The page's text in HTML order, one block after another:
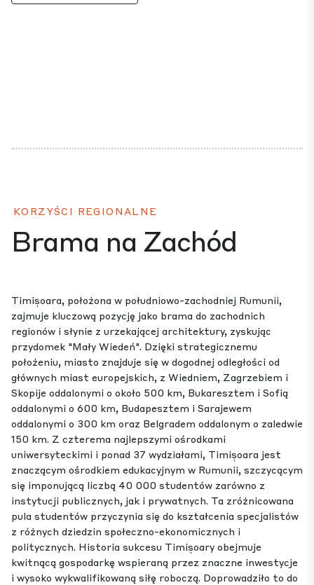
KORZYŚCI REGIONALNE
Brama na Zachód
Timișoara, położona w południowo-zachodniej Rumunii,
zajmuje kluczową pozycję jako brama do zachodnich
regionów i słynie z urzekającej architektury, zyskując
przydomek "Mały Wiedeń". Dzięki strategicznemu
położeniu, miasto znajduje się w dogodnej odległości od
głównych miast europejskich, z Wiedniem, Zagrzebiem i
Skopije oddalonymi o około 500 km, Bukaresztem i Sofią
oddalonymi o 600 km, Budapesztem i Sarajewem
oddalonymi o 300 km oraz Belgradem oddalonym o zaledwie
150 km. Z czterema najlepszymi ośrodkami
uniwersyteckimi i ponad 37 wydziałami, Timișoara jest
znaczącym ośrodkiem edukacyjnym w Rumunii, szczycącym
się imponującą liczbą 40 000 studentów zarówno z
instytucji publicznych, jak i prywatnych. Ta zróżnicowana
pula studentów przyczynia się do kształcenia specjalistów
z różnych dziedzin społeczno-ekonomicznych i
politycznych. Historia sukcesu Timișoary obejmuje
kwitnącą gospodarkę wspieraną przez znaczne inwestycje
i wysoko wykwalifikowaną siłę roboczą. Doprowadziło to do